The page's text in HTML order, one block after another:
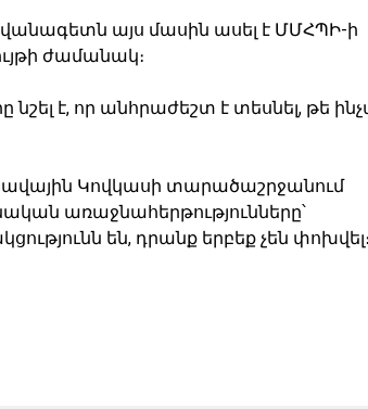
այս մասին ասել է ՄՄՀՊԻ-ի
ժամանակ։
է, որ անհրաժեշտ է տեսնել, թե
Կովկասի տարածաշրջանում
առաջնահերթությունները՝
են, դրանք երբեք չեն փոխվել։